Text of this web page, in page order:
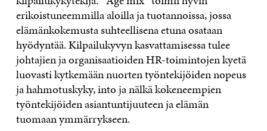
erikoistuneemmilla aloilla ja tuotannoissa, jossa
elämänkokemusta suhteellisena etuna osataan
hyödyntää. Kilpailukyvyn kasvattamisessa tulee
johtajien ja organisaatioiden HR-toimintojen kyetä
luovasti kytkemään nuorten työntekijöiden nopeus
ja hahmotuskyky, into ja nälkä kokeneempien
työntekijöiden asiantuntijuuteen ja elämän
tuomaan ymmärrykseen.